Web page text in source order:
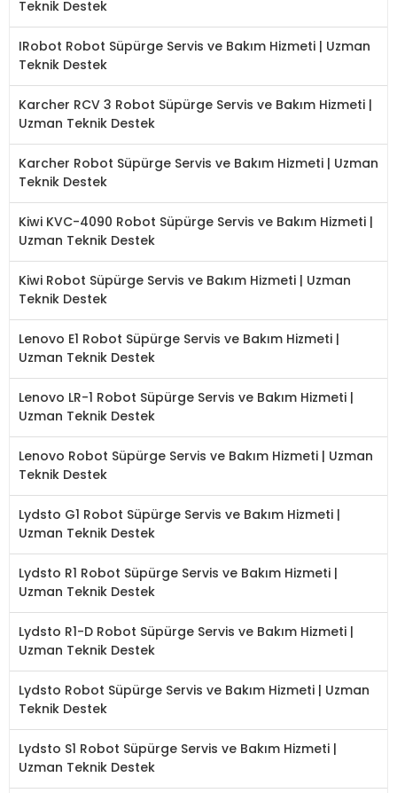
Teknik Destek
IRobot Robot Süpürge Servis ve Bakım Hizmeti | Uzman
Teknik Destek
Karcher RCV 3 Robot Süpürge Servis ve Bakım Hizmeti |
Uzman Teknik Destek
Karcher Robot Süpürge Servis ve Bakım Hizmeti | Uzman
Teknik Destek
Kiwi KVC-4090 Robot Süpürge Servis ve Bakım Hizmeti |
Uzman Teknik Destek
Kiwi Robot Süpürge Servis ve Bakım Hizmeti | Uzman
Teknik Destek
Lenovo E1 Robot Süpürge Servis ve Bakım Hizmeti |
Uzman Teknik Destek
Lenovo LR-1 Robot Süpürge Servis ve Bakım Hizmeti |
Uzman Teknik Destek
Lenovo Robot Süpürge Servis ve Bakım Hizmeti | Uzman
Teknik Destek
Lydsto G1 Robot Süpürge Servis ve Bakım Hizmeti |
Uzman Teknik Destek
Lydsto R1 Robot Süpürge Servis ve Bakım Hizmeti |
Uzman Teknik Destek
Lydsto R1-D Robot Süpürge Servis ve Bakım Hizmeti |
Uzman Teknik Destek
Lydsto Robot Süpürge Servis ve Bakım Hizmeti | Uzman
Teknik Destek
Lydsto S1 Robot Süpürge Servis ve Bakım Hizmeti |
Uzman Teknik Destek